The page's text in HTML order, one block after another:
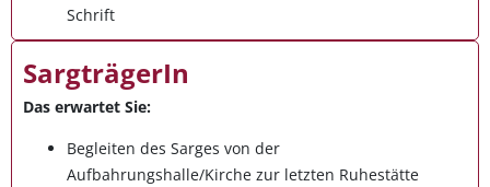
Schrift
SargträgerIn
Das erwartet Sie:
Begleiten des Sarges von der
Aufbahrungshalle/Kirche zur letzten Ruhestätte